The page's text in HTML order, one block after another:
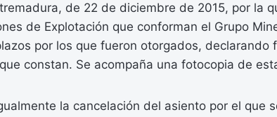
de 22 de diciembre de 2015, por la
de Explotación que conforman el Grupo
por los que fueron otorgados, declarando
constan. Se acompaña una fotocopia de
la cancelación del asiento por el que